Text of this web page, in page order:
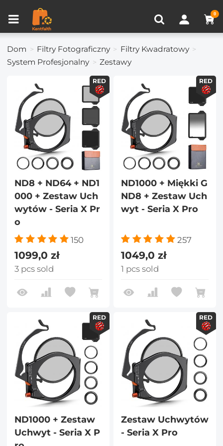
0
Porównanie produktów (0)
Dom Filtry Fotograficzny
Filtry Kwadratowy
System Profesjonalny
Zestawy
RED
ND8 + ND64 + ND1
000 + Zestaw Uch
wytów - Seria X Pr
o
150
1099,0 zł
3 pcs sold
RED
ND1000 + Miękki G
ND8 + Zestaw Uch
wyt - Seria X Pro
257
1049,0 zł
1 pcs sold
RED
ND1000 + Zestaw
Uchwyt - Seria X P
RED
Zestaw Uchwytów
- Seria X Pro